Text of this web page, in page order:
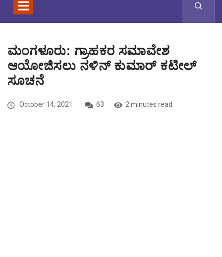
ಮಂಗಳೂರು: ಗ್ರಾಹಕರ ಸಮಾವೇಶ
ಆಯೋಜಿಸಲು ನಳಿನ್ ಕುಮಾರ್ ಕಟೀಲ್
ಸೂಚನೆ
October 14, 2021 63 2 minutes read